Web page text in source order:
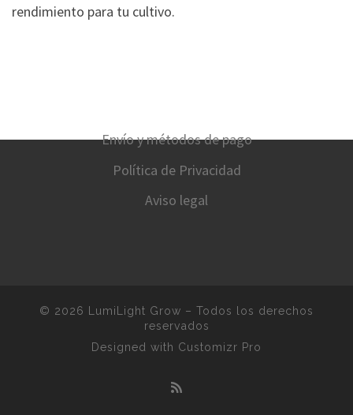
rendimiento para tu cultivo.
Envío y métodos de pago
Política de Privacidad
Aviso legal
© 2026 LumiLight Grow – Todos los derechos
reservados
Designed with Customizr Pro